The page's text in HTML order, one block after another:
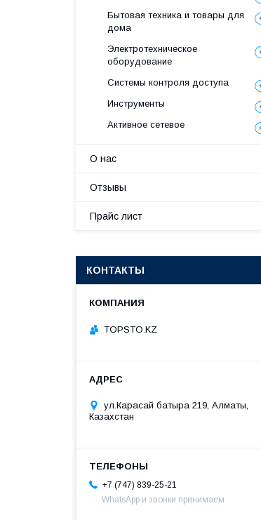
Бытовая техника и товары для
дома
Электротехническое
оборудование
Системы контроля доступа
Инструменты
Активное сетевое
О нас
Отзывы
Прайс лист
КОНТАКТЫ
TOPSTO.KZ
ул.Карасай батыра 219, Алматы,
Казахстан
+7 (747) 839-25-21
WhatsApp и звонки принимаем